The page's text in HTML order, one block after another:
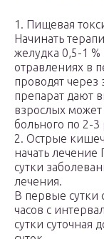
1. Пищевая
Начинать
желудка 0,5-1
отравлениях в
проводят через
препарат дают
взрослых может
больного по 2-3
2. Острые
начать
сутки
лечения.
В первые сутки
часов с
сутки суточная